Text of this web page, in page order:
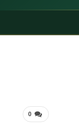
0